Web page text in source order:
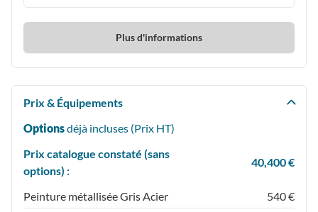
Plus d'informations
Prix & Équipements
Optionsdéjà incluses (Prix HT)
Prix catalogue constaté (sans
options) :
40,400 €
Peinture métallisée Gris Acier
540 €